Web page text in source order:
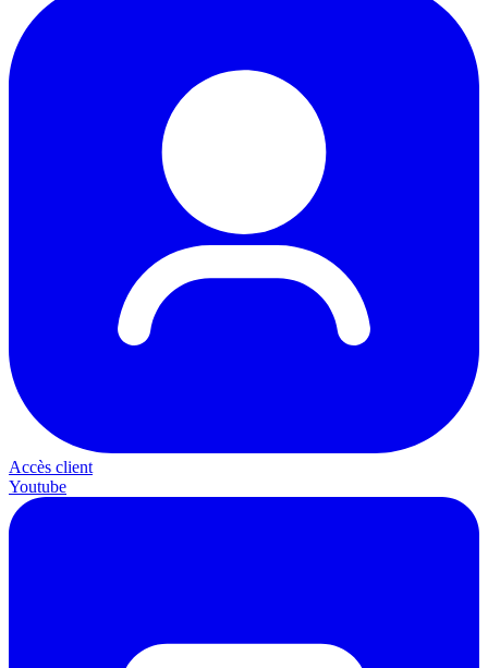
Accès client
Youtube